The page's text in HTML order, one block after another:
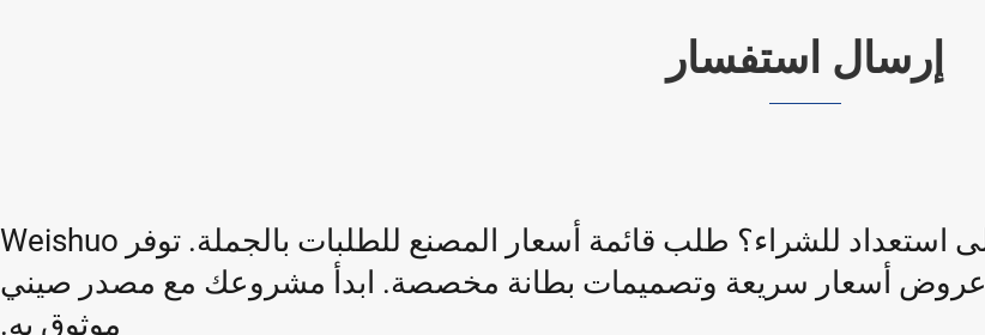
إرسال استفسار
على استعداد للشراء؟ طلب قائمة أسعار المصنع للطلبات بالجملة. توفر Weishuo
عروض أسعار سريعة وتصميمات بطانة مخصصة. ابدأ مشروعك مع مصدر صيني
موثوق به.